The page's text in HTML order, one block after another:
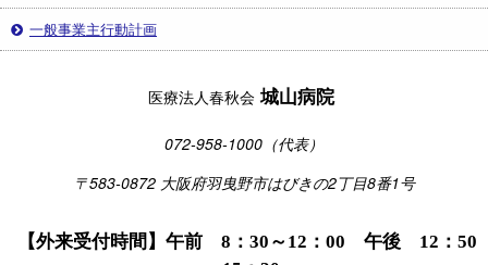
一般事業主行動計画
医療法人春秋会 城山病院
072-958-1000（代表）
〒583-0872 大阪府羽曳野市はびきの2丁目8番1号
【外来受付時間】午前 8：30～12：00 午後 12：50